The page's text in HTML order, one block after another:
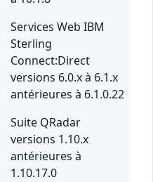
Services Web IBM
Sterling
Connect:Direct
versions 6.0.x à 6.1.x
antérieures à 6.1.0.22
Suite QRadar
versions 1.10.x
antérieures à
1.10.17.0